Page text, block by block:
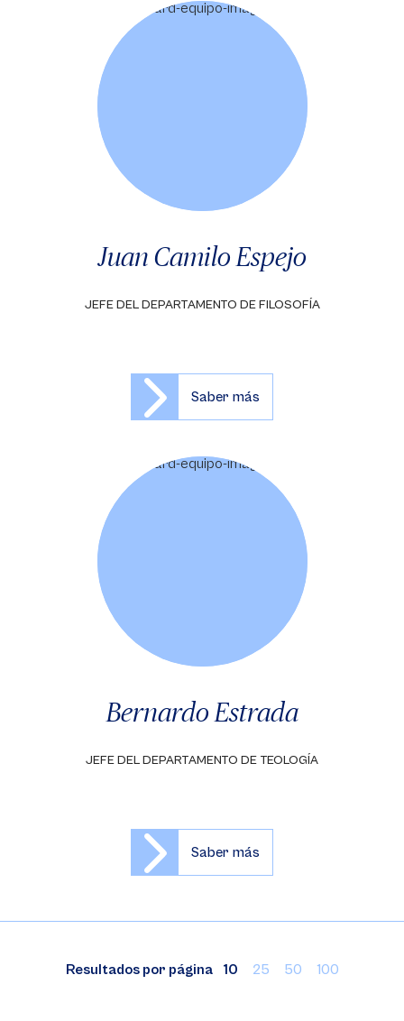
Juan Camilo Espejo
JEFE DEL DEPARTAMENTO DE FILOSOFÍA
Saber más
Bernardo Estrada
JEFE DEL DEPARTAMENTO DE TEOLOGÍA
Saber más
Resultados por página 10 25 50 100